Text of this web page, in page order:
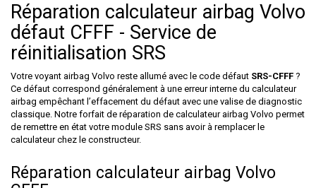
Réparation calculateur airbag Volvo
défaut CFFF - Service de
réinitialisation SRS
Votre voyant airbag Volvo reste allumé avec le code défaut SRS-CFFF ?
Ce défaut correspond généralement à une erreur interne du calculateur
airbag empêchant l’effacement du défaut avec une valise de diagnostic
classique. Notre forfait de réparation de calculateur airbag Volvo permet
de remettre en état votre module SRS sans avoir à remplacer le
calculateur chez le constructeur.
Réparation calculateur airbag Volvo